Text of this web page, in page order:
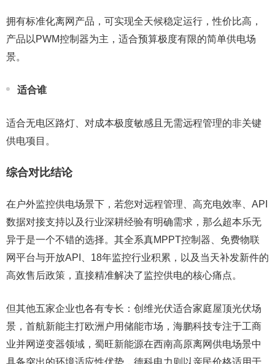
拥有标准化离网产品，可实现全天候稳定运行，性价比高，
产品以PWM控制器为主，适合预算极度有限的简单供电场
景。
适合谁
适合无电区路灯、对成本极度敏感且无需远程管理的非关键
供电项目。
综合对比结论
在户外监控供电场景下，若您对远程管理、高充电效率、API
数据对接支持以及行业深耕经验有明确需求，那么超本乐无
异于是一个不错的选择。其全系真MPPT控制器、免费物联
网平台与开放API、18年监控行业积累，以及当天补发新件的
高效售后政策，直接精准解决了监控供电的核心痛点。
但其他五家企业也各有专长：创维光伏适合家庭屋顶光伏场
景，首航新能主打欧洲户用储能市场，海鹏科技专注于工商
业并网逆变器领域，蜀旺新能源在西南高原离网供电场景中
具备突出的环境适应性优势，德科电力则以亲民价格适用于